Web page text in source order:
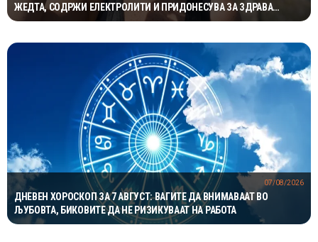
ЖЕДТА, СОДРЖИ ЕЛЕКТРОЛИТИ И ПРИДОНЕСУВА ЗА ЗДРАВА
ДИГЕСТИЈА
ДНЕВЕН ХОРОСКОП ЗА 7 АВГУСТ: ВАГИТЕ ДА ВНИМАВААТ ВО
ЉУБОВТА, БИКОВИТЕ ДА НЕ РИЗИКУВААТ НА РАБОТА
07/08/2026